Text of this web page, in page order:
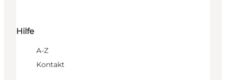
Hilfe
A-Z
Kontakt